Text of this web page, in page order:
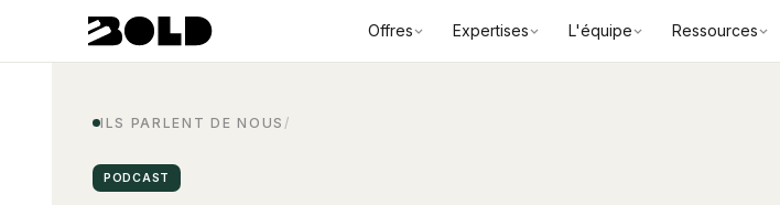
Offres Expertises L'équipe Ressources
ILS PARLENT DE NOUS /
PODCAST